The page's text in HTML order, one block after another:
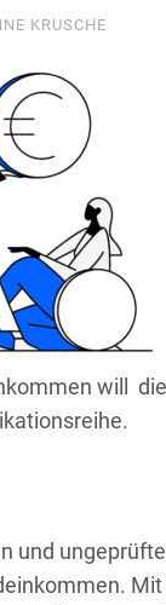
KRUSCHE
will
und